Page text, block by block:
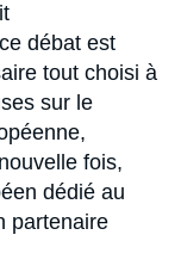
débat est
tout choisi à
sur le
fois,
dédié au
partenaire